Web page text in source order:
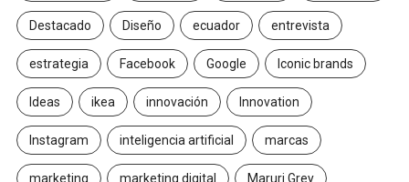
Destacado Diseño ecuador entrevista
estrategia Facebook Google Iconic brands
Ideas ikea innovación Innovation
Instagram inteligencia artificial marcas
marketing marketing digital Maruri Grey